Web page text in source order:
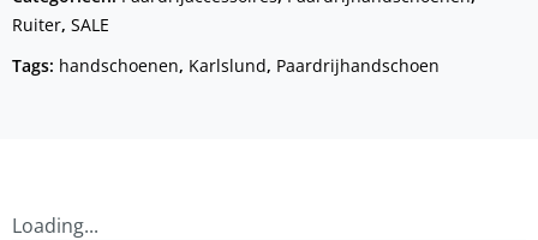
Ruiter, SALE
Tags: handschoenen, Karlslund, Paardrijhandschoen
Loading...